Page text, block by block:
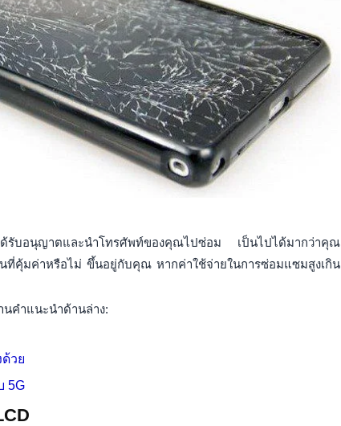
ด้รับอนุญาตและนำโทรศัพท์ของคุณไปซ่อม เป็นไปได้มากว่าคุณ
นที่คุ้มค่าหรือไม่ ขึ้นอยู่กับคุณ หากค่าใช้จ่ายในการซ่อมแซมสูงเกิน
คำแนะนำด้านล่าง:
วย
5G